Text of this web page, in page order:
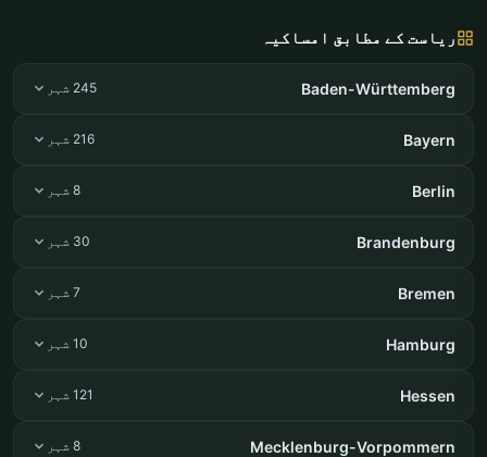
ریاست کے مطابق امساکیہ
Baden-Württemberg 245 شہر
Bayern 216 شہر
Berlin 8 شہر
Brandenburg 30 شہر
Bremen 7 شہر
Hamburg 10 شہر
Hessen 121 شہر
Mecklenburg-Vorpommern 8 شہر